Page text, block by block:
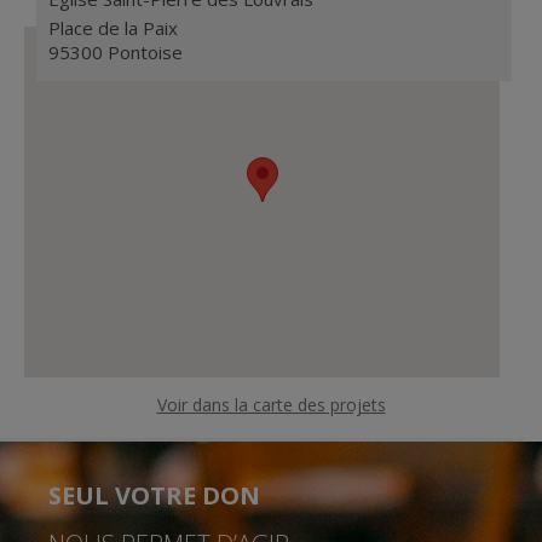
Voir dans la carte des projets
Place de la Paix
95300 Pontoise
SEUL VOTRE DON